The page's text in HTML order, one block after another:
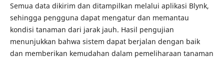
Semua data dikirim dan ditampilkan melalui aplikasi Blynk,
sehingga pengguna dapat mengatur dan memantau
kondisi tanaman dari jarak jauh. Hasil pengujian
menunjukkan bahwa sistem dapat berjalan dengan baik
dan memberikan kemudahan dalam pemeliharaan tanaman